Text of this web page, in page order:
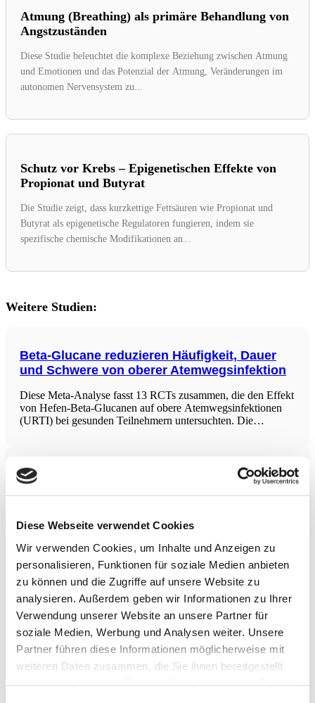
Diese Webseite verwendet Cookies
Wir verwenden Cookies, um Inhalte und Anzeigen zu
personalisieren, Funktionen für soziale Medien anbieten
zu können und die Zugriffe auf unsere Website zu
analysieren. Außerdem geben wir Informationen zu Ihrer
Verwendung unserer Website an unsere Partner für
soziale Medien, Werbung und Analysen weiter. Unsere
Partner führen diese Informationen möglicherweise mit
weiteren Daten zusammen, die Sie ihnen bereitgestellt
Atmung (Breathing) als primäre Behandlung von
Angstzuständen
Diese Studie beleuchtet die komplexe Beziehung zwischen Atmung
und Emotionen und das Potenzial der Atmung, Veränderungen im
autonomen Nervensystem zu...
Schutz vor Krebs – Epigenetischen Effekte von
Propionat und Butyrat
Die Studie zeigt, dass kurzkettige Fettsäuren wie Propionat und
Butyrat als epigenetische Regulatoren fungieren, indem sie
spezifische chemische Modifikationen an...
Weitere Studien:
Beta-Glucane reduzieren Häufigkeit, Dauer
und Schwere von oberer Atemwegsinfektion
Diese Meta-Analyse fasst 13 RCTs zusammen, die den Effekt
von Hefen-Beta-Glucanen auf obere Atemwegsinfektionen
(URTI) bei gesunden Teilnehmern untersuchten. Die
Vermeidung medizinischer Informationen
Die systematische Überprüfung und Meta-Analyse
medizinischer Informationen und stellte fest, dass fast 30 %
vermeiden. Am häufigsten wurde die Vermeidung bei
Alzheimer (41 %) und Huntington (40 %) beobachtet,
Intraartikuläre Injektionen zur
Knorpelregeneration bei Kniearthrose
Primäre Kniearthrose beginnt mit strukturellem
Knorpelschaden, der eine selbstverstärkende
Entzündungsreaktion auslöst, welche die
Knorpeldegeneration weiter vorantreibt. Die aktuelle
Standardtherapie fokussiert auf symptomatische Behandlung
mit intraartikulären Kortison- und Hyaluronsäure-Injektionen,